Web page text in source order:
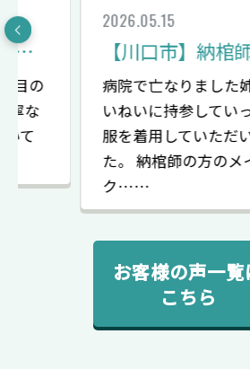
【川口市】4度目の利用でした
目の
寧な
て
2026.05.15
病院で亡なりました
いねいに持参してい
服を着用していただ
た。 納棺師の方のメ
ク……
お客様の声一覧
こちら